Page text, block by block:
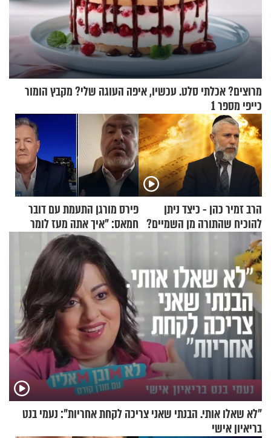
מרוצים? אכלתי סלט. עכשיו, איפה העוגה שלי? מקבץ הומור
כייפי מספר 1
הרב זמיר כהן - כיצד ניתן
להוכיח שהתורה מן השמיים?
פירס מורגן התעמת עם דובר
חמאס: "איך אתה מעז לומר
שלא ביצעתם פשעי מלחמה?!"
"לא שאלו אותי. הבנתי שאני צריכה לקחת אחריות": נעמי בנט
בריאיון אישי